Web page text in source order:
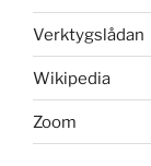
Verktygslådan
Wikipedia
Zoom